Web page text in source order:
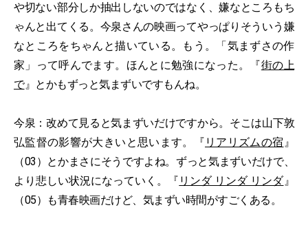
や切ない部分しか抽出しないのではなく、嫌なところもち
ゃんと出てくる。今泉さんの映画ってやっぱりそういう嫌
なところをちゃんと描いている。もう。「気まずさの作
家」って呼んでます。ほんとに勉強になった。『街の上
で』とかもずっと気まずいですもんね。
今泉：改めて見ると気まずいだけですから。そこは山下敦
弘監督の影響が大きいと思います。『 リアリズムの宿 』
（03）とかまさにそうですよね。ずっと気まずいだけで、
より悲しい状況になっていく。『 リンダ リンダ リンダ』
（05）も青春映画だけど、気まずい時間がすごくある。